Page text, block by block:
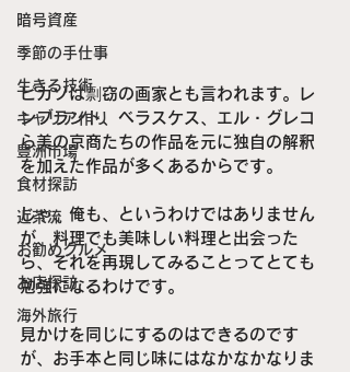
暗号資産
季節の手仕事
生きる技術
キャリア作り
豊洲市場
食材探訪
近茶流
お勧めグルメ
お店探訪
海外旅行
ピカソは剽窃の画家とも言われます。レ
ンブラント、ベラスケス、エル・グレコ
ら美の京商たちの作品を元に独自の解釈
を加えた作品が多くあるからです。
じゃ、俺も、というわけではありません
が、料理でも美味しい料理と出会った
ら、それを再現してみることってとても
勉強になるわけです。
見かけを同じにするのはできるのです
が、お手本と同じ味にはなかなかなりま